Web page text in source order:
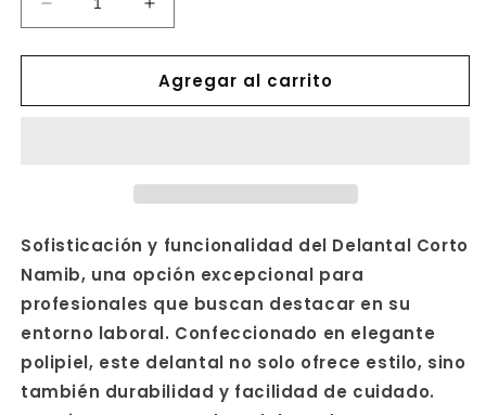
Reducir
cantidad
para
CORTO
Aumentar
cantidad
para
DELANTAL
CORTO
Agregar al carrito
Sofisticación y funcionalidad del Delantal Corto
Namib, una opción excepcional para
profesionales que buscan destacar en su
entorno laboral. Confeccionado en elegante
polipiel, este delantal no solo ofrece estilo, sino
también durabilidad y facilidad de cuidado.